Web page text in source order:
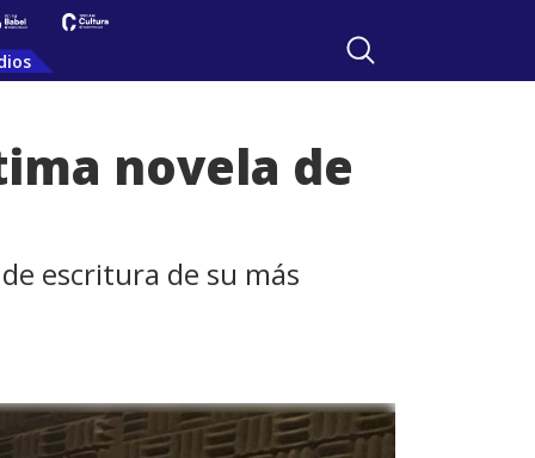
novela de
escritura de su más